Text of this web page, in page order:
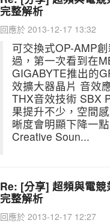
完整解析
回應於 2013-12-17 13:32
可交換式OP-AMP
過，第一次看到在
GIGABYTE推出的
效擴大器晶片 音效
THX音效技術 SBX
果提升不少，空間
晰度會明顯下降一
Creative Soun...
Re: [分享] 超頻與電
完整解析
回應於 2013-12-17 12:27